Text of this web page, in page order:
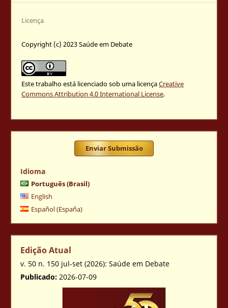
Licença
Copyright (c) 2023 Saúde em Debate
Este trabalho está licenciado sob uma licençaCreative
Commons Attribution 4.0 International License.
Enviar Submissão
Idioma
Português (Brasil)
English
Español (España)
Edição Atual
v. 50 n. 150 jul-set (2026): Saúde em Debate
Publicado: 2026-07-09